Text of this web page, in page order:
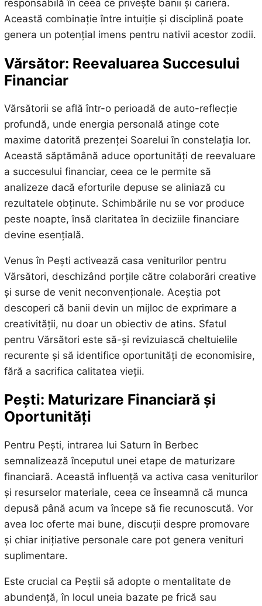
responsabilă în ceea ce privește banii și cariera.
Această combinație între intuiție și disciplină poate
genera un potențial imens pentru nativii acestor zodii.
Vărsător: Reevaluarea Succesului
Financiar
Vărsătorii se află într-o perioadă de auto-reflecție
profundă, unde energia personală atinge cote
maxime datorită prezenței Soarelui în constelația lor.
Această săptămână aduce oportunități de reevaluare
a succesului financiar, ceea ce le permite să
analizeze dacă eforturile depuse se aliniază cu
rezultatele obținute. Schimbările nu se vor produce
peste noapte, însă claritatea în deciziile financiare
devine esențială.
Venus în Pești activează casa veniturilor pentru
Vărsători, deschizând porțile către colaborări creative
și surse de venit neconvenționale. Aceștia pot
descoperi că banii devin un mijloc de exprimare a
creativității, nu doar un obiectiv de atins. Sfatul
pentru Vărsători este să-și revizuiască cheltuielile
recurente și să identifice oportunități de economisire,
fără a sacrifica calitatea vieții.
Pești: Maturizare Financiară și
Oportunități
Pentru Pești, intrarea lui Saturn în Berbec
semnalizează începutul unei etape de maturizare
financiară. Această influență va activa casa veniturilor
și resurselor materiale, ceea ce înseamnă că munca
depusă până acum va începe să fie recunoscută. Vor
avea loc oferte mai bune, discuții despre promovare
și chiar inițiative personale care pot genera venituri
suplimentare.
Este crucial ca Peștii să adopte o mentalitate de
abundență, în locul uneia bazate pe frică sau